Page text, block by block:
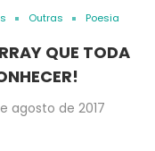
Outras Poesia
QUE TODA
agosto de 2017